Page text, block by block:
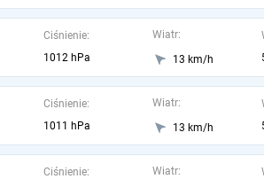
Ciśnienie:
1012 hPa
Wiatr:
13 km/h
Ciśnienie:
1011 hPa
Wiatr:
13 km/h
Ciśnienie:
Wiatr: